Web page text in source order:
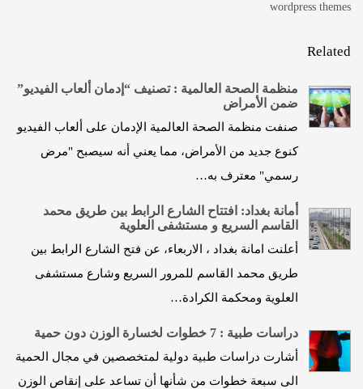
wordpress themes
Related
منظمة الصحة العالمية : تصنيف “إدمان ألعاب الفيديو”
ضمن الأمراض
صنفت منظمة الصحة العالمية الإدمان على ألعاب الفيديو
كنوع جديد من الأمراض، مما يعني أنه سيصبح "مرض
رسمي" معترف به…
أمانة بغداد: افتتاح الشارع الرابط بين طريق محمد
القاسم السريع و مستشفى العلوية
أعلنت امانة بغداد ، الاربعاء، عن فتح الشارع الرابط بين
طريق محمد القاسم للمرور السريع وشارع مستشفى
العلوية ومحكمة الكرادة…
دراسات طبية : 7 خطوات لخسارة الوزن دون حمية
أشارت دراسات طبية دولية لمتخصصين في مجال الحمية
الى سبعة خطوات من شأنها أن تساعد على إنقاص الوزن